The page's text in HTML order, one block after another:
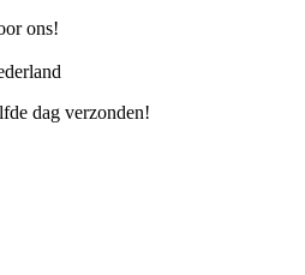
ons!
dag verzonden!